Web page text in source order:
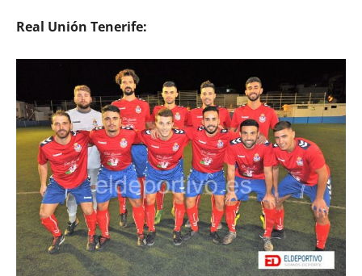
Real Unión Tenerife: